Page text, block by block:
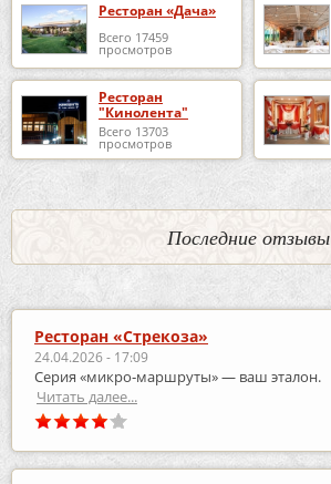
Ресторан «Дача»
Всего 17459
просмотров
Ресторан
"Кинолента"
Всего 13703
просмотров
Последние отзывы
Ресторан «Стрекоза»
24.04.2026 - 17:09
Серия «микро‑маршруты» — ваш эталон.
Читать далее...